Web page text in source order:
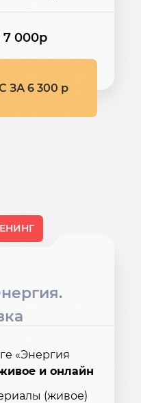
7 000р
ЗА 6 300 р
«Энергия
и онлайн
(живое)